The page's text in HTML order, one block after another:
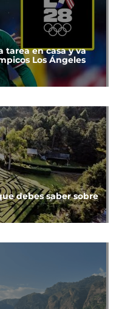
tarea en casa y va
Los Ángeles
debes saber sobre